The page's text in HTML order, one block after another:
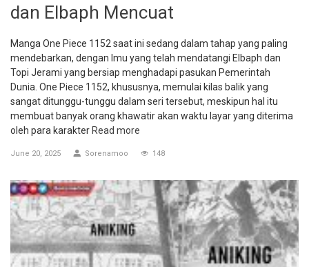
dan Elbaph Mencuat
Manga One Piece 1152 saat ini sedang dalam tahap yang paling
mendebarkan, dengan Imu yang telah mendatangi Elbaph dan
Topi Jerami yang bersiap menghadapi pasukan Pemerintah
Dunia. One Piece 1152, khususnya, memulai kilas balik yang
sangat ditunggu-tunggu dalam seri tersebut, meskipun hal itu
membuat banyak orang khawatir akan waktu layar yang diterima
oleh para karakter Read more
June 20, 2025 Sorenamoo 148